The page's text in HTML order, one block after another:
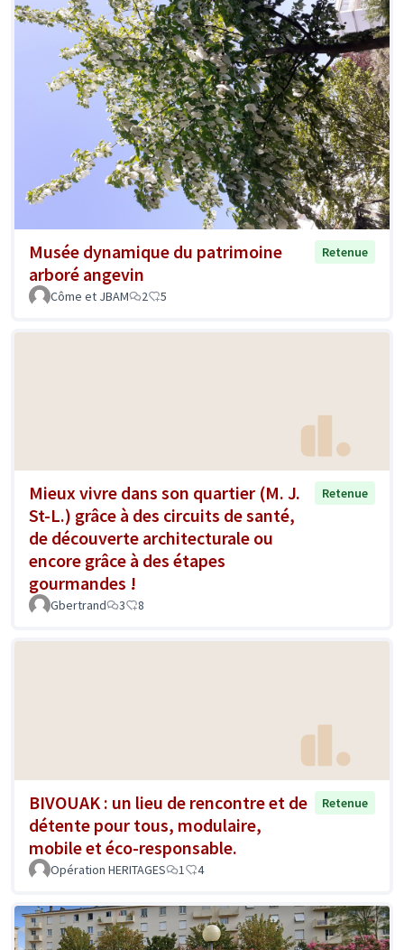
Musée dynamique du patrimoine
arboré angevin
Retenue
Côme et JBAM 2 5
Mieux vivre dans son quartier (M. J.
St-L.) grâce à des circuits de santé,
de découverte architecturale ou
encore grâce à des étapes
gourmandes !
Retenue
Gbertrand 3 8
BIVOUAK : un lieu de rencontre et de
détente pour tous, modulaire,
mobile et éco-responsable.
Retenue
Opération HERITAGES 1 4